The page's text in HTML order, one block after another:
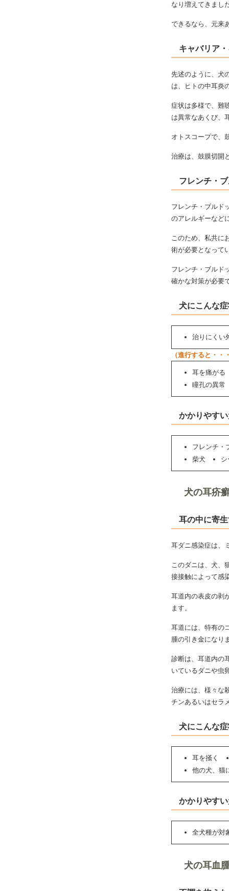
なり増えてきまし
できるなら、元来
キャバリア
先述のように、犬
は、ヒトの中耳炎
症状は多様で、難
は異常なあくび、
オトスコープで、
治療は、鼓膜切開
フレンチ・
フレンチ・ブルド
のアレルギーなど
このため、私共に
術が必要となって
フレンチ・ブルド
確かな対策が必要
犬にこんな
治りにくい
（進行すると・・
耳を痛がる
瞳孔の異常
かかりやす
フレンチ・
柴犬
犬の耳疥
耳の中に寄
耳ダニ感染症は、
このダニは、犬、
接接触によって感
耳道内の表皮の剥
ます。
耳道には、特有の
腫の引き金になり
診断は、耳道内の
いているダニや虫
治療には、様々な
チンあるいはセラ
犬にこんな
耳を掻く
他の犬、猫
かかりやす
全犬種が対
犬の耳血